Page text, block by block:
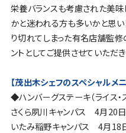
栄養バランスも考慮された美
かと迷われる方も多いかと思
り切れてしまった有名店舗監修
ントとしてご提供させていただき
【茂出木シェフのスペシャルメニ
◆ハンバーグステーキ（ライス・
さくら夙川キャンパス 4月20
いたみ稲野キャンパス 4月18